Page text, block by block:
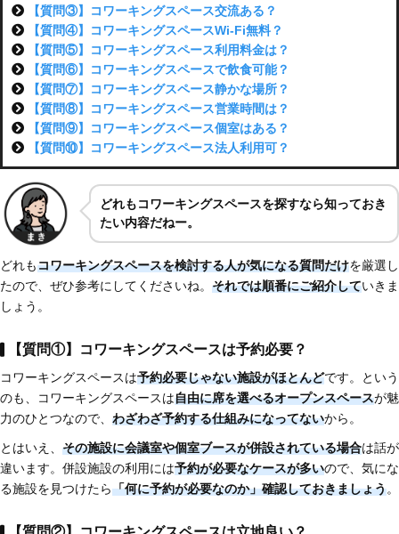
【質問③】コワーキングスペース交流ある？
【質問④】コワーキングスペースWi-Fi無料？
【質問⑤】コワーキングスペース利用料金は？
【質問⑥】コワーキングスペースで飲食可能？
【質問⑦】コワーキングスペース静かな場所？
【質問⑧】コワーキングスペース営業時間は？
【質問⑨】コワーキングスペース個室はある？
【質問⑩】コワーキングスペース法人利用可？
どれもコワーキングスペースを探すなら知っておき
たい内容だねー。
どれもコワーキングスペースを検討する人が気になる質問だけを厳選し
たので、ぜひ参考にしてくださいね。 それでは順番にご紹介していきま
しょう。
【質問①】コワーキングスペースは予約必要？
コワーキングスペースは予約必要じゃない施設がほとんどです。という
のも、コワーキングスペースは自由に席を選べるオープンスペースが魅
力のひとつなので、 わざわざ予約する仕組みになってないから。
とはいえ、 その施設に会議室や個室ブースが併設されている場合は話が
違います。併設施設の利用には予約が必要なケースが多いので、気にな
る施設を見つけたら「何に予約が必要なのか」確認しておきましょう。